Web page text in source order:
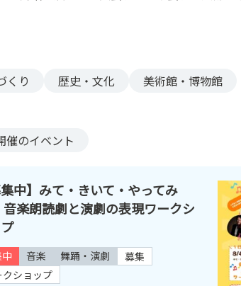
くり 歴史・文化
美術館・博物館
催のイベント
集中】みて・きいて・やってみ
音楽朗読劇と演劇の表現ワークシ
音楽 舞踊・演劇
募集
クショップ